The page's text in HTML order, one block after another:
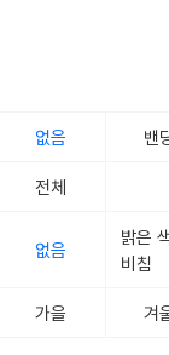
없음 밴
전체
없음
밝은
비침
가을 겨